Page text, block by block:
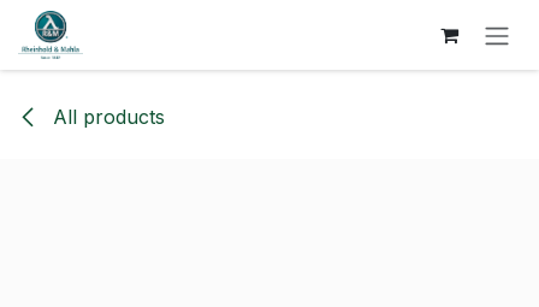
SKIP TO CONTENT
All products